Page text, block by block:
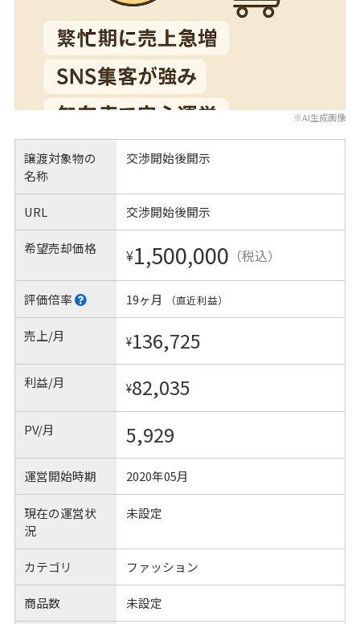
※AI生成画像
譲渡対象物の
名称
交渉開始後開示
URL 交渉開始後開示
希望売却価格 ¥1,500,000 （税込）
評価倍率 19ヶ月 （直近利益）
売上/月 ¥136,725
利益/月 ¥82,035
PV/月 5,929
運営開始時期 2020年05月
現在の運営状
況
未設定
カテゴリ ファッション
商品数 未設定